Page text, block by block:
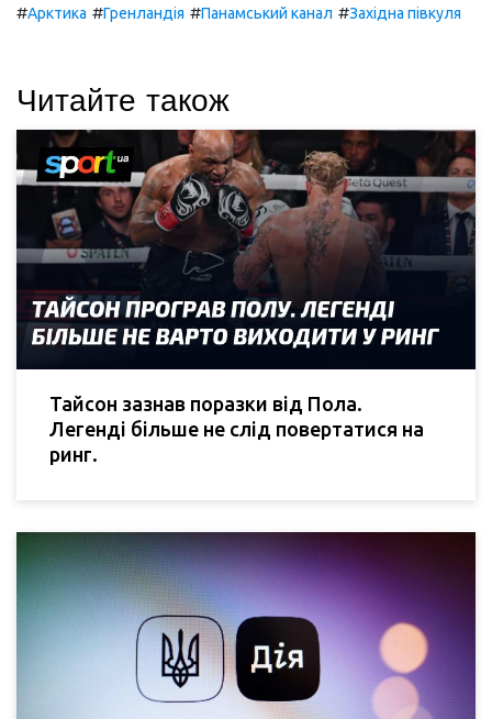
#Арктика #Гренландія #Панамський канал #Західна півкуля
Читайте також
Тайсон зазнав поразки від Пола.
Легенді більше не слід повертатися на
ринг.